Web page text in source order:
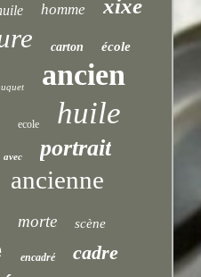
homme xixe
carton école
ancien
ecole huile
avec portrait
ancienne
morte scène
encadré cadre